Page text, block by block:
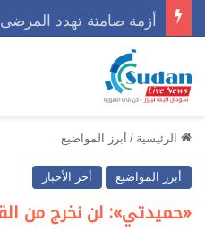
الرئيسية / أبرز المواضيع
أبرز المواضيع أخر الأخبار
«حميدتي»: لن نخرج من